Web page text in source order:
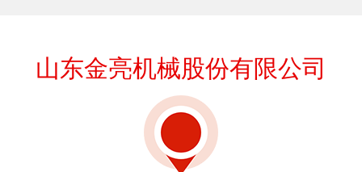
山东金亮机械股份有限公司